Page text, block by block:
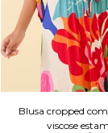
Blusa cropped
viscose